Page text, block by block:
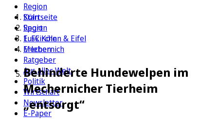
Region
Köln
Sport
1. FC Köln
Erleben
Ratgeber
Aus aller Welt
Politik
Wirtschaft
Newsletter
E-Paper
Startseite
Region
Euskirchen & Eifel
Mechernich
Behinderte Hundewelpen im
Mechernicher Tierheim
„entsorgt“